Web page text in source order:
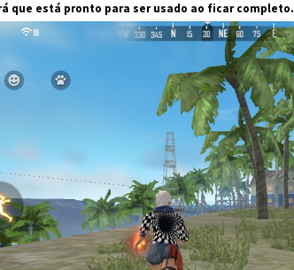
que está pronto para ser usado ao ficar completo.